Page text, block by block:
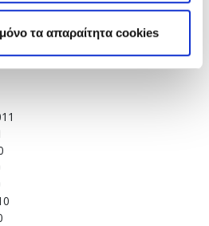
τα απαραίτητα cookies